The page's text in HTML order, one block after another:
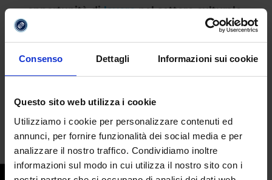
Consenso Dettagli Informazioni sui cookie
Questo sito web utilizza i cookie
Utilizziamo i cookie per personalizzare contenuti ed
annunci, per fornire funzionalità dei social media e per
analizzare il nostro traffico. Condividiamo inoltre
informazioni sul modo in cui utilizza il nostro sito con i
opportunità dilavoronel settore culturale
e museale, legale e delle risorse umane.
Anche in questo caso, lo stipendio varia in
base al ruolo, all’organizzazione presso cui si
presta servizio e all’esperienza.
#genderandequability,#sbocchilavorativi